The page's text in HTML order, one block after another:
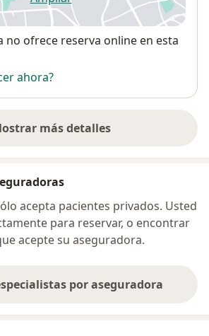
se abre en una nueva
no ofrece reserva online en esta
ahora?
más detalles
sobre la dirección
acepta pacientes privados. Usted
para reservar, o encontrar
acepte su aseguradora.
por aseguradora